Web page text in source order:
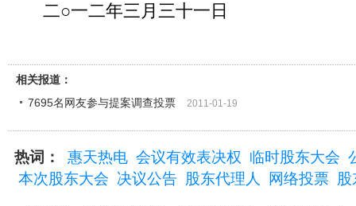
二○一二年三月三十一日
相关报道：
7695名网友参与提案调查投票
2011-01-19
热词： 惠天热电 会议有效表决权 临时股东大会
本次股东大会 决议公告 股东代理人 网络投票